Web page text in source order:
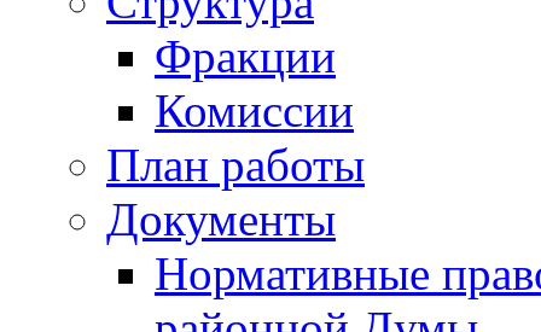
Фракции
Комиссии
План работы
Документы
Нормативные